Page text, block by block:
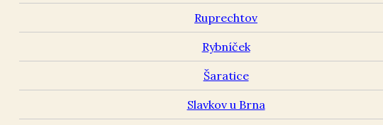
Ruprechtov
Rybníček
Šaratice
Slavkov u Brna